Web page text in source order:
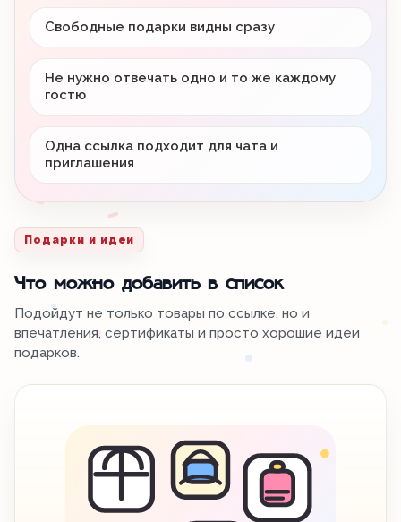
Свободные подарки видны сразу
Не нужно отвечать одно и то же каждому
гостю
Одна ссылка подходит для чата и
приглашения
Подарки и идеи
Что можно добавить в список
Подойдут не только товары по ссылке, но и
впечатления, сертификаты и просто хорошие идеи
подарков.